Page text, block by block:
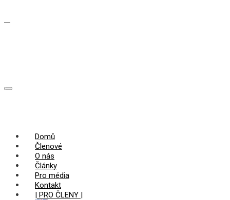
Domů
Členové
O nás
Články
Pro média
Kontakt
| PRO ČLENY |